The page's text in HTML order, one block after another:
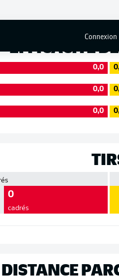
Connexion
EFFICACITÉ
0,0
0,0
0,0
0
cadrés
DISTANCE